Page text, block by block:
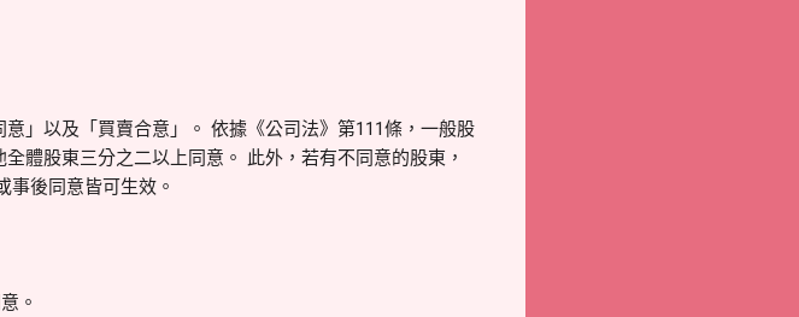
」以及「買賣合意」。 依據《公司法》第111條，一般股
體股東三分之二以上同意。 此外，若有不同意的股東，
事後同意皆可生效。
。